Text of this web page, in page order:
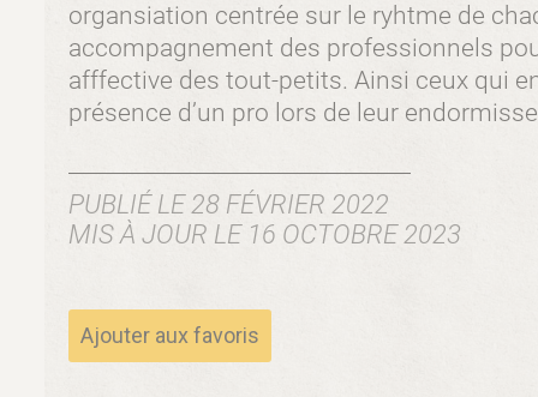
organsiation centrée sur le ryhtme de
accompagnement des professionnels
afffective des tout-petits. Ainsi ceux qui
présence d’un pro lors de leur
PUBLIÉ LE 28 FÉVRIER 2022
MIS À JOUR LE 16 OCTOBRE 2023
Ajouter aux favoris